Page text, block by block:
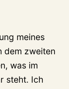
meines
dem zweiten
was im
steht. Ich